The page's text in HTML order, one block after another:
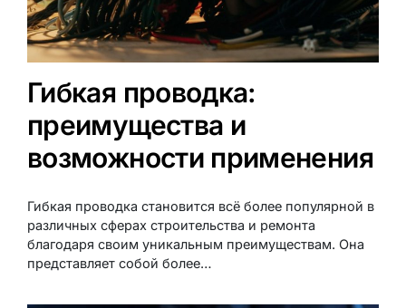
Гибкая проводка:
преимущества и
возможности применения
Гибкая проводка становится всё более популярной в
различных сферах строительства и ремонта
благодаря своим уникальным преимуществам. Она
представляет собой более…